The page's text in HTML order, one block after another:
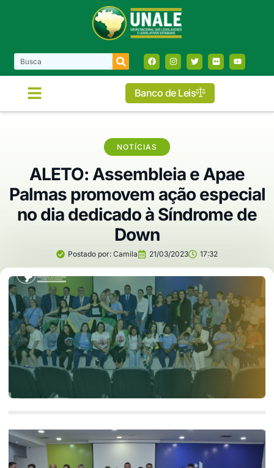
Banco de Leis
NOTÍCIAS
ALETO: Assembleia e Apae
Palmas promovem ação especial
no dia dedicado à Síndrome de
Down
Postado por: Camila 21/03/2023 17:32